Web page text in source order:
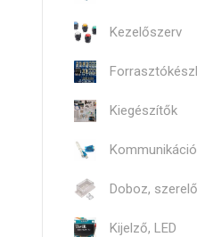
Kezelőszerv
Kiegészítők
Kommunikáció
Doboz,
Kijelző, LED